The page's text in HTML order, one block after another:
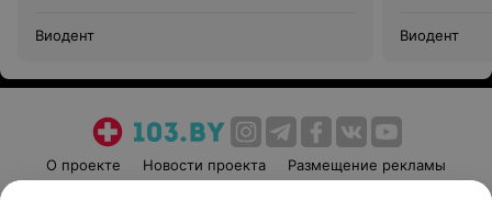
Виодент Виодент
О проекте Новости проекта
Размещение рекламы